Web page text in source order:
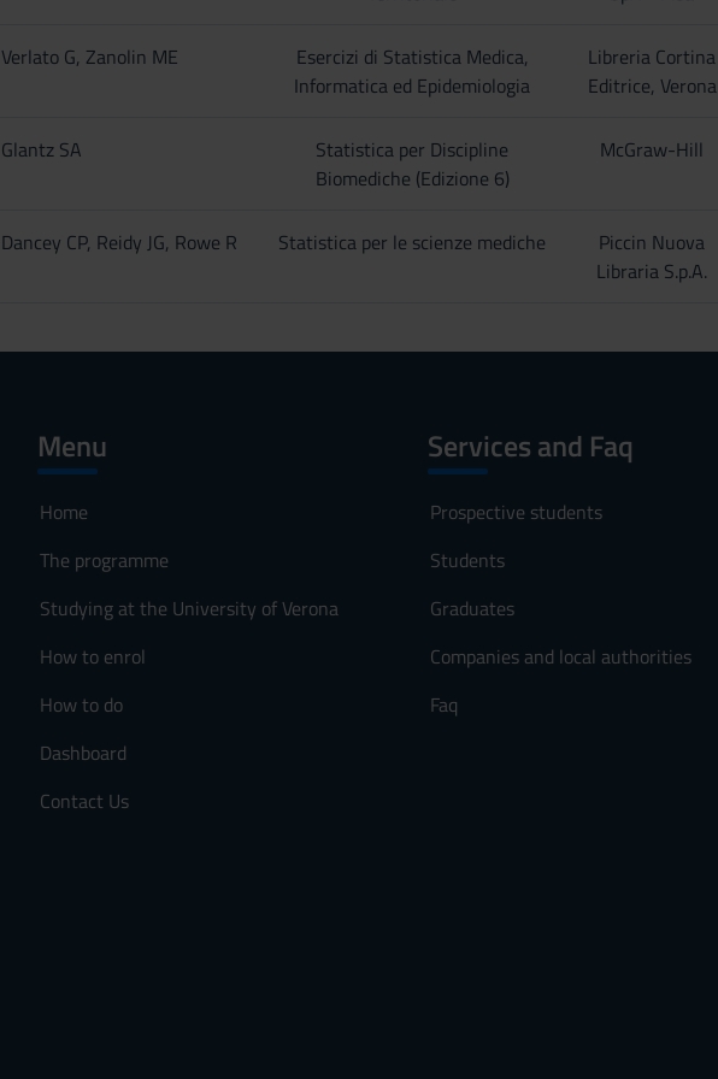
Verlato G, Zanolin ME
Esercizi di Statistica Medica,
Informatica ed Epidemiologia
Libreria Cortina
Editrice, Verona
Glantz SA
Statistica per Discipline
Biomediche (Edizione 6)
McGraw-Hill
Dancey CP, Reidy JG, Rowe R Statistica per le scienze mediche
Piccin Nuova
Libraria S.p.A.
Menu
Home
The programme
Studying at the University of Verona
How to enrol
How to do
Dashboard
Contact Us
Services and Faq
Prospective students
Students
Graduates
Companies and local authorities
Faq